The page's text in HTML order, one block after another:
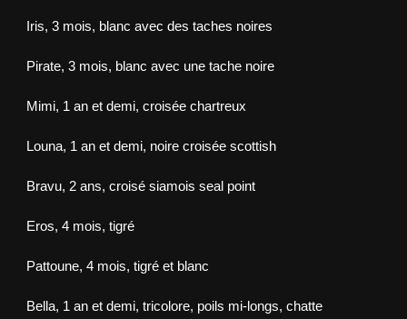
Iris, 3 mois, blanc avec des taches noires
Pirate, 3 mois, blanc avec une tache noire
Mimi, 1 an et demi, croisée chartreux
Louna, 1 an et demi, noire croisée scottish
Bravu, 2 ans, croisé siamois seal point
Eros, 4 mois, tigré
Pattoune, 4 mois, tigré et blanc
Bella, 1 an et demi, tricolore, poils mi-longs, chatte